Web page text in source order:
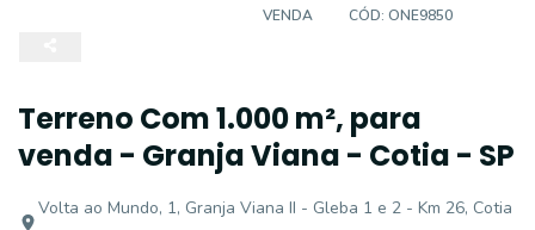
VENDA CÓD: ONE9850
Terreno Com 1.000 m², para
venda - Granja Viana - Cotia - SP
Volta ao Mundo, 1, Granja Viana II - Gleba 1 e 2 - Km 26, Cotia